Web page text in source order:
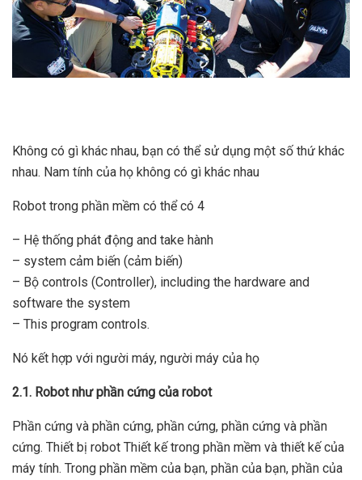
Không có gì khác nhau, bạn có thể sử dụng một số thứ khác
nhau. Nam tính của họ không có gì khác nhau
Robot trong phần mềm có thể có 4
– Hệ thống phát động and take hành
– system cảm biến (cảm biến)
– Bộ controls (Controller), including the hardware and
software the system
– This program controls.
Nó kết hợp với người máy, người máy của họ
2.1. Robot như phần cứng của robot
Phần cứng và phần cứng, phần cứng, phần cứng và phần
cứng. Thiết bị robot Thiết kế trong phần mềm và thiết kế của
máy tính. Trong phần mềm của bạn, phần của bạn, phần của